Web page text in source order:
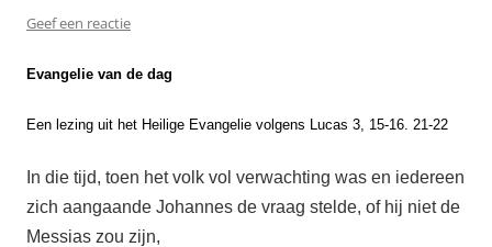
Geef een reactie
Evangelie van de dag
Een lezing uit het Heilige Evangelie volgens Lucas 3, 15-16. 21-22
In die tijd, toen het volk vol verwachting was en iedereen
zich aangaande Johannes de vraag stelde, of hij niet de
Messias zou zijn,